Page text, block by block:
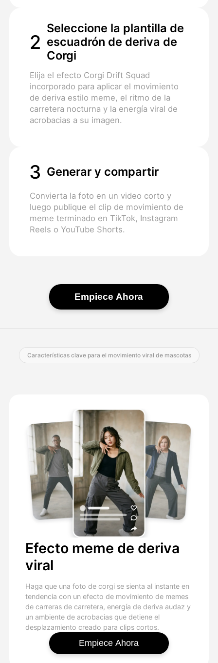
2
Seleccione la plantilla de
escuadrón de deriva de
Corgi
Elija el efecto Corgi Drift Squad
incorporado para aplicar el movimiento
de deriva estilo meme, el ritmo de la
carretera nocturna y la energía viral de
acrobacias a su imagen.
3 Generar y compartir
Convierta la foto en un video corto y
luego publique el clip de movimiento de
meme terminado en TikTok, Instagram
Reels o YouTube Shorts.
Empiece Ahora
Características clave para el movimiento viral de mascotas
Efecto meme de deriva
viral
Haga que una foto de corgi se sienta al instante en
tendencia con un efecto de movimiento de memes
de carreras de carretera, energía de deriva audaz y
un ambiente de acrobacias que detiene el
desplazamiento creado para clips cortos.
Empiece Ahora